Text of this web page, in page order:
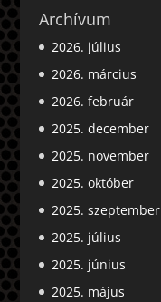
Archívum
2026. július
2026. március
2026. február
2025. december
2025. november
2025. október
2025. szeptember
2025. július
2025. június
2025. május